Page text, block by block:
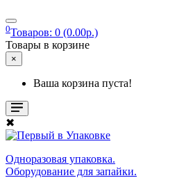
0Товаров: 0 (0.00р.)
Товары в корзине
×
Ваша корзина пуста!
✖
Одноразовая упаковка.
Оборудование для запайки.